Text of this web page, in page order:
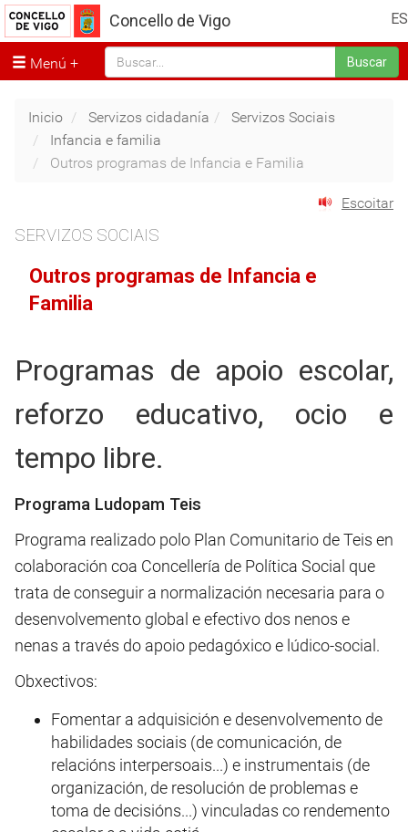
ES
Concello de Vigo
Menú Buscar
Inicio Servizos cidadanía
Servizos Sociais
Infancia e familia
Outros programas de Infancia e Familia
Escoitar
SERVIZOS SOCIAIS
Outros programas de Infancia e
Familia
Programas de apoio escolar,
reforzo educativo, ocio e
tempo libre.
Programa Ludopam Teis
Programa realizado polo Plan Comunitario de Teis en
colaboración coa Concellería de Política Social que
trata de conseguir a normalización necesaria para o
desenvolvemento global e efectivo dos nenos e
nenas a través do apoio pedagóxico e lúdico-social.
Obxectivos:
Fomentar a adquisición e desenvolvemento de
habilidades sociais (de comunicación, de
relacións interpersoais...) e instrumentais (de
organización, de resolución de problemas e
toma de decisións...) vinculadas co rendemento